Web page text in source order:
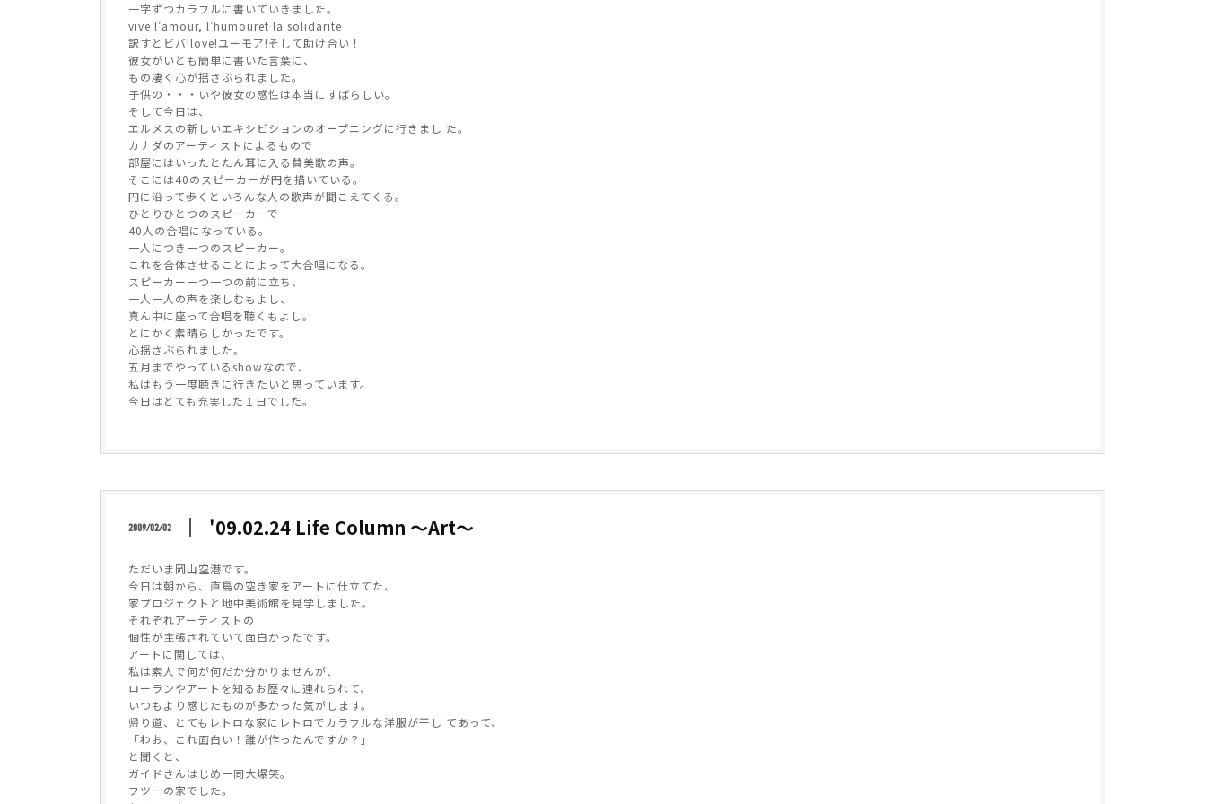
一字ずつカラフルに書いていきました。
vive l’amour, l’humouret la solidarite
訳すとビバ!love!ユーモア!そして助け合い！
彼女がいとも簡単に書いた言葉に、
もの凄く心が揺さぶられました。
子供の・・・いや彼女の感性は本当にすばらしい。
そして今日は、
エルメスの新しいエキシビションのオープニングに行きまし た。
カナダのアーティストによるもので
部屋にはいったとたん耳に入る賛美歌の声。
そこには40のスピーカーが円を描いている。
円に沿って歩くといろんな人の歌声が聞こえてくる。
ひとりひとつのスピーカーで
40人の合唱になっている。
一人につき一つのスピーカー。
これを合体させることによって大合唱になる。
スピーカー一つ一つの前に立ち、
一人一人の声を楽しむもよし、
真ん中に座って合唱を聴くもよし。
とにかく素晴らしかったです。
心揺さぶられました。
五月までやっているshowなので、
私はもう一度聴きに行きたいと思っています。
今日はとても充実した１日でした。
2009/02/02 '09.02.24 Life Column 〜Art〜
ただいま岡山空港です。
今日は朝から、直島の空き家をアートに仕立てた、
家プロジェクトと地中美術館を見学しました。
それぞれアーティストの
個性が主張されていて面白かったです。
アートに関しては、
私は素人で何が何だか分かりませんが、
ローランやアートを知るお歴々に連れられて、
いつもより感じたものが多かった気がします。
帰り道、とてもレトロな家にレトロでカラフルな洋服が干し てあって、
「わお、これ面白い！誰が作ったんですか？」
と聞くと、
ガイドさんはじめ一同大爆笑。
フツーの家でした。